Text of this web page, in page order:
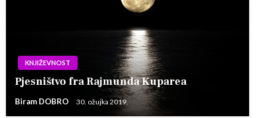
KNJIŽEVNOST
Pjesništvo fra Rajmunda Kuparea
Biram DOBRO 30. ožujka 2019.